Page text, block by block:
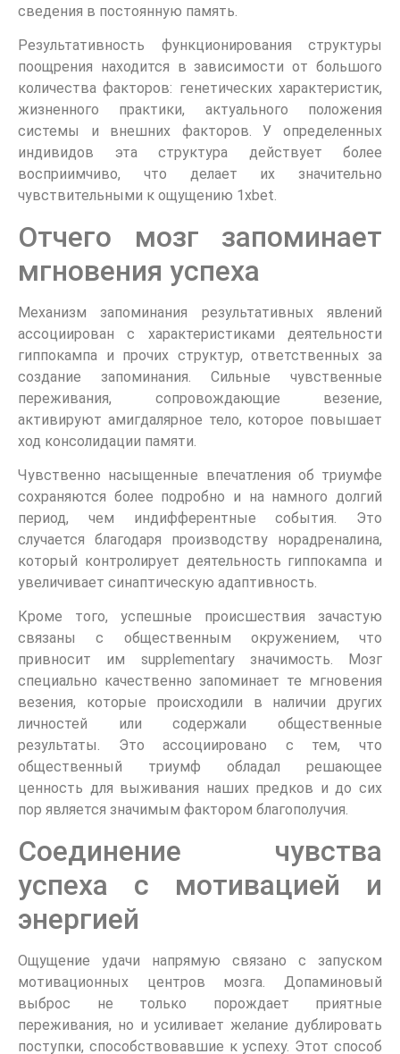
сведения в постоянную память.
Результативность функционирования структуры
поощрения находится в зависимости от большого
количества факторов: генетических характеристик,
жизненного практики, актуального положения
системы и внешних факторов. У определенных
индивидов эта структура действует более
восприимчиво, что делает их значительно
чувствительными к ощущению 1xbet.
Отчего мозг запоминает
мгновения успеха
Механизм запоминания результативных явлений
ассоциирован с характеристиками деятельности
гиппокампа и прочих структур, ответственных за
создание запоминания. Сильные чувственные
переживания, сопровождающие везение,
активируют амигдалярное тело, которое повышает
ход консолидации памяти.
Чувственно насыщенные впечатления об триумфе
сохраняются более подробно и на намного долгий
период, чем индифферентные события. Это
случается благодаря производству норадреналина,
который контролирует деятельность гиппокампа и
увеличивает синаптическую адаптивность.
Кроме того, успешные происшествия зачастую
связаны с общественным окружением, что
привносит им supplementary значимость. Мозг
специально качественно запоминает те мгновения
везения, которые происходили в наличии других
личностей или содержали общественные
результаты. Это ассоциировано с тем, что
общественный триумф обладал решающее
ценность для выживания наших предков и до сих
пор является значимым фактором благополучия.
Соединение чувства
успеха с мотивацией и
энергией
Ощущение удачи напрямую связано с запуском
мотивационных центров мозга. Допаминовый
выброс не только порождает приятные
переживания, но и усиливает желание дублировать
поступки, способствовавшие к успеху. Этот способ